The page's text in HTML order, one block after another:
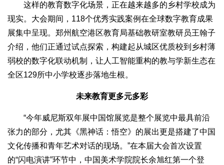
这样的教育数字化场景，正在越来越多的乡村学校成为
现实。大会期间，118个优秀实践案例在全球数字教育成果
展集中呈现。郑州航空港区教育局基础教研室教研员王翰子
介绍，他们正通过试点探索，构建起从城区优质校到乡村薄
弱校的数字化联动机制，让人工智能重构的教与学新生态在
全区129所中小学校逐步落地生根。
未来教育更多元多彩
“今年威尼斯双年展中国馆展览是整个展览中最具前沿
张力的部分，尤其《黑神话：悟空》的展出更是搭建了中国
文化传播和青年艺术对话的现场。”在本届大会首次设置
的“闪电演讲”环节中，中国美术学院院长余旭红第一个登